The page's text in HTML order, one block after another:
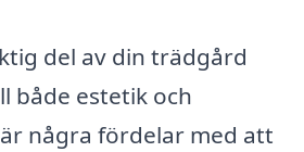
del av din trädgård
både estetik och
några fördelar med att